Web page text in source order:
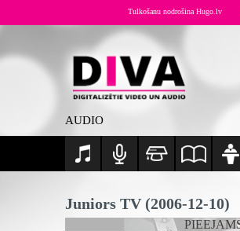
Tulkošanu nodrošina Hugo.lv
AUDIO
Juniors TV (2006-12-10)